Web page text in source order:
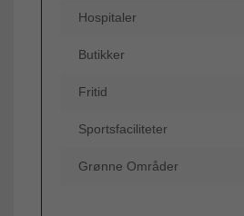
Hospitaler
Butikker
Fritid
Sportsfaciliteter
Grønne Områder